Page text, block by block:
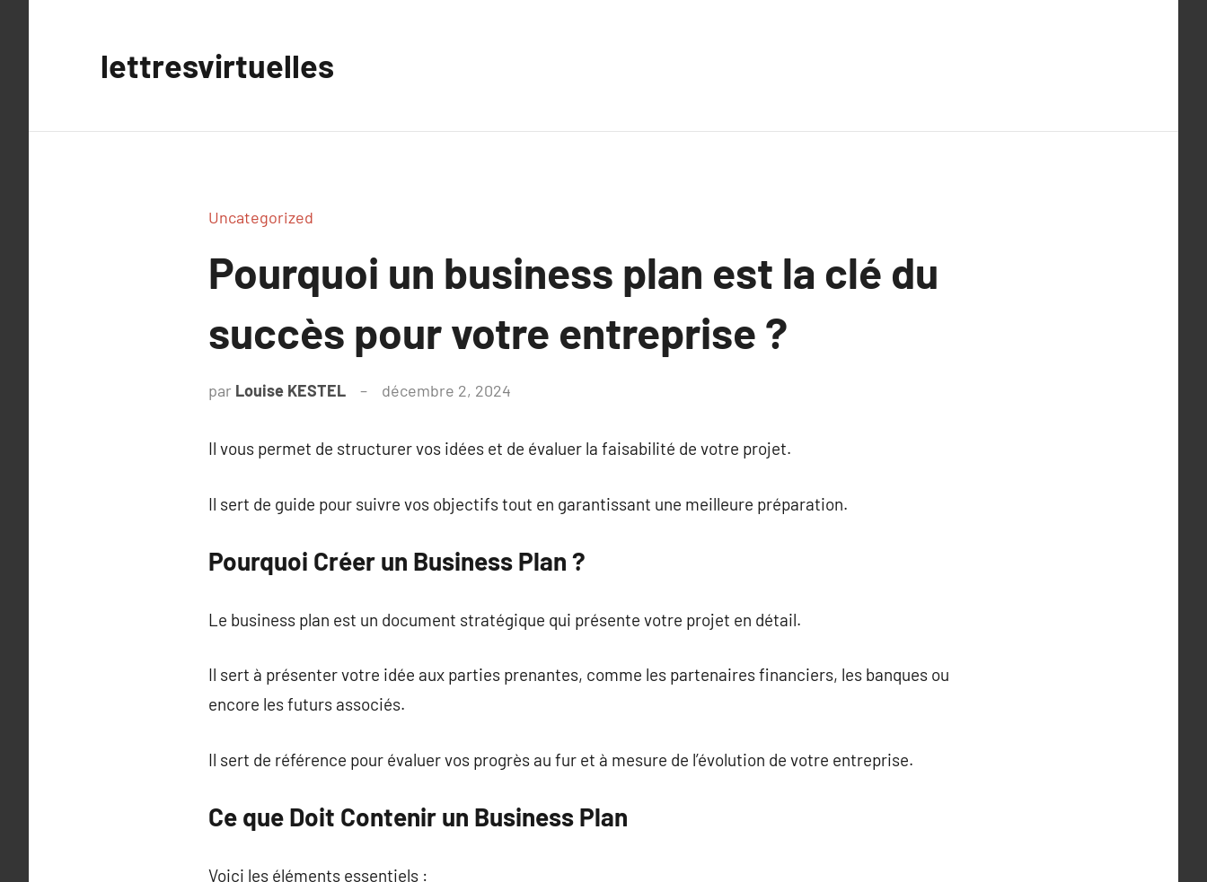
lettresvirtuelles
Uncategorized
Pourquoi un business plan est la clé du
succès pour votre entreprise ?
par Louise KESTEL décembre 2, 2024
Il vous permet de structurer vos idées et de évaluer la faisabilité de votre projet.
Il sert de guide pour suivre vos objectifs tout en garantissant une meilleure préparation.
Pourquoi Créer un Business Plan ?
Le business plan est un document stratégique qui présente votre projet en détail.
Il sert à présenter votre idée aux parties prenantes, comme les partenaires financiers, les banques ou
encore les futurs associés.
Il sert de référence pour évaluer vos progrès au fur et à mesure de l’évolution de votre entreprise.
Ce que Doit Contenir un Business Plan
Voici les éléments essentiels :